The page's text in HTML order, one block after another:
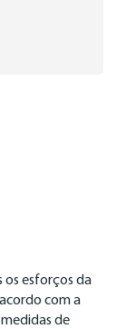
os esforços da
com a
de